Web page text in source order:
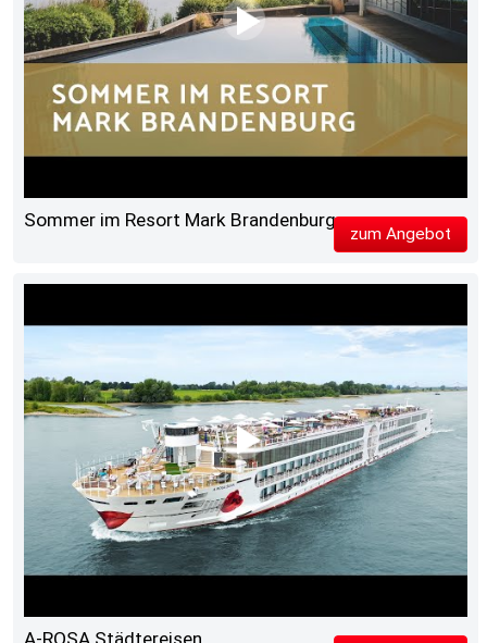
Sommer im Resort Mark Brandenburg
zum Angebot
A-ROSA Städtereisen